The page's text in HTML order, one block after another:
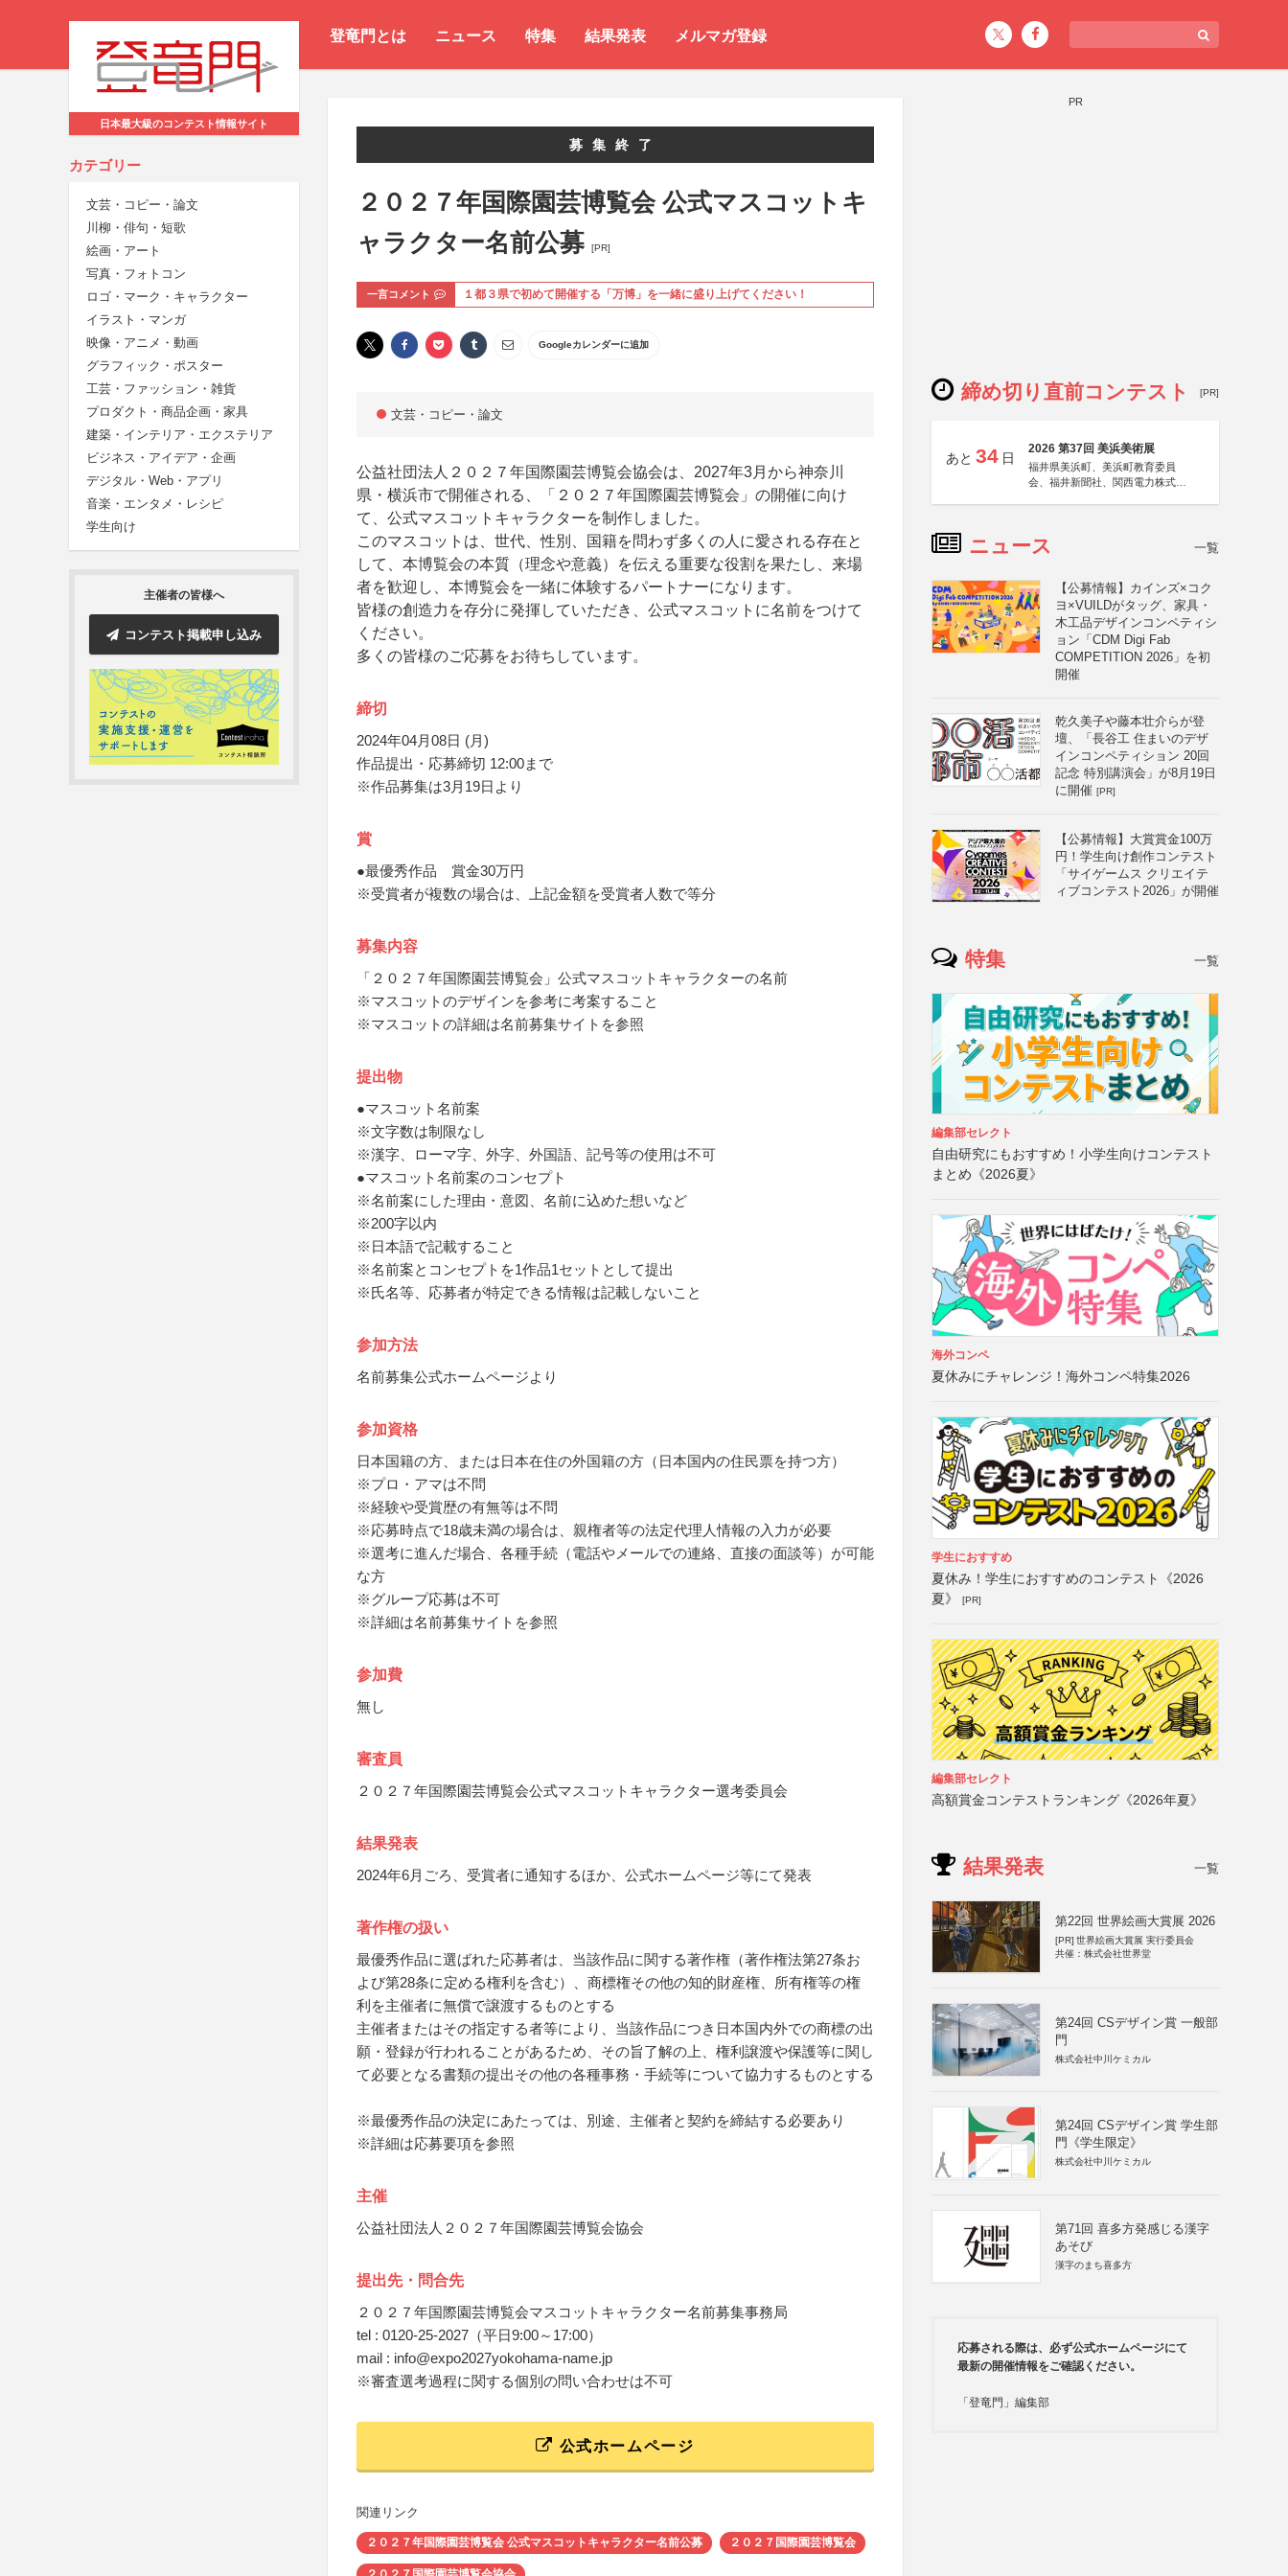
登竜門とは ニュース 特集 結果発表 メルマガ登録
日本最大級のコンテスト情報サイト
カテゴリー
文芸・コピー・論文
川柳・俳句・短歌
絵画・アート
写真・フォトコン
ロゴ・マーク・キャラクター
イラスト・マンガ
映像・アニメ・動画
グラフィック・ポスター
工芸・ファッション・雑貨
プロダクト・商品企画・家具
建築・インテリア・エクステリア
ビジネス・アイデア・企画
デジタル・Web・アプリ
音楽・エンタメ・レシピ
学生向け
主催者の皆様へ
コンテスト掲載申し込み
募集終了
２０２７年国際園芸博覧会 公式マスコットキ
ャラクター名前公募
[PR]
一言コメント １都３県で初めて開催する「万博」を一緒に盛り上げてください！
Googleカレンダーに追加
文芸・コピー・論文
公益社団法人２０２７年国際園芸博覧会協会は、2027年3月から神奈川
県・横浜市で開催される、「２０２７年国際園芸博覧会」の開催に向け
て、公式マスコットキャラクターを制作しました。
このマスコットは、世代、性別、国籍を問わず多くの人に愛される存在と
して、本博覧会の本質（理念や意義）を伝える重要な役割を果たし、来場
者を歓迎し、本博覧会を一緒に体験するパートナーになります。
皆様の創造力を存分に発揮していただき、公式マスコットに名前をつけて
ください。
多くの皆様のご応募をお待ちしています。
締切
2024年04月08日 (月)
作品提出・応募締切 12:00まで
※作品募集は3月19日より
賞
●最優秀作品 賞金30万円
※受賞者が複数の場合は、上記金額を受賞者人数で等分
募集内容
「２０２７年国際園芸博覧会」公式マスコットキャラクターの名前
※マスコットのデザインを参考に考案すること
※マスコットの詳細は名前募集サイトを参照
提出物
●マスコット名前案
※文字数は制限なし
※漢字、ローマ字、外字、外国語、記号等の使用は不可
●マスコット名前案のコンセプト
※名前案にした理由・意図、名前に込めた想いなど
※200字以内
※日本語で記載すること
※名前案とコンセプトを1作品1セットとして提出
※氏名等、応募者が特定できる情報は記載しないこと
参加方法
名前募集公式ホームページより
参加資格
日本国籍の方、または日本在住の外国籍の方（日本国内の住民票を持つ方）
※プロ・アマは不問
※経験や受賞歴の有無等は不問
※応募時点で18歳未満の場合は、親権者等の法定代理人情報の入力が必要
※選考に進んだ場合、各種手続（電話やメールでの連絡、直接の面談等）が可能
な方
※グループ応募は不可
※詳細は名前募集サイトを参照
参加費
無し
審査員
２０２７年国際園芸博覧会公式マスコットキャラクター選考委員会
結果発表
2024年6月ごろ、受賞者に通知するほか、公式ホームページ等にて発表
著作権の扱い
最優秀作品に選ばれた応募者は、当該作品に関する著作権（著作権法第27条お
よび第28条に定める権利を含む）、商標権その他の知的財産権、所有権等の権
利を主催者に無償で譲渡するものとする
主催者またはその指定する者等により、当該作品につき日本国内外での商標の出
願・登録が行われることがあるため、その旨了解の上、権利譲渡や保護等に関し
て必要となる書類の提出その他の各種事務・手続等について協力するものとする
※最優秀作品の決定にあたっては、別途、主催者と契約を締結する必要あり
※詳細は応募要項を参照
主催
公益社団法人２０２７年国際園芸博覧会協会
提出先・問合先
２０２７年国際園芸博覧会マスコットキャラクター名前募集事務局
tel : 0120-25-2027（平日9:00～17:00）
mail : info@expo2027yokohama-name.jp
※審査選考過程に関する個別の問い合わせは不可
公式ホームページ
関連リンク
２０２７年国際園芸博覧会 公式マスコットキャラクター名前公募 ２０２７国際園芸博覧会
PR
締め切り直前コンテスト [PR]
あと 34 日
2026 第37回 美浜美術展
福井県美浜町、美浜町教育委員
会、福井新聞社、関西電力株式会
ニュース 一覧
【公募情報】カインズ×コク
ヨ×VUILDがタッグ、家具・
木工品デザインコンペティシ
ョン「CDM Digi Fab
COMPETITION 2026」を初
開催
乾久美子や藤本壮介らが登
壇、「長谷工 住まいのデザ
インコンペティション 20回
記念 特別講演会」が8月19日
に開催 [PR]
【公募情報】大賞賞金100万
円！学生向け創作コンテスト
「サイゲームス クリエイテ
ィブコンテスト2026」が開催
特集 一覧
編集部セレクト
自由研究にもおすすめ！小学生向けコンテスト
まとめ《2026夏》
海外コンペ
夏休みにチャレンジ！海外コンペ特集2026
学生におすすめ
夏休み！学生におすすめのコンテスト《2026
夏》
[PR]
編集部セレクト
高額賞金コンテストランキング《2026年夏》
結果発表 一覧
第22回 世界絵画大賞展 2026
[PR] 世界絵画大賞展 実行委員会
共催：株式会社世界堂
第24回 CSデザイン賞 一般部
門
株式会社中川ケミカル
第24回 CSデザイン賞 学生部
門《学生限定》
株式会社中川ケミカル
第71回 喜多方発感じる漢字
あそび
漢字のまち喜多方
応募される際は、必ず公式ホームページにて
最新の開催情報をご確認ください。
「登竜門」編集部